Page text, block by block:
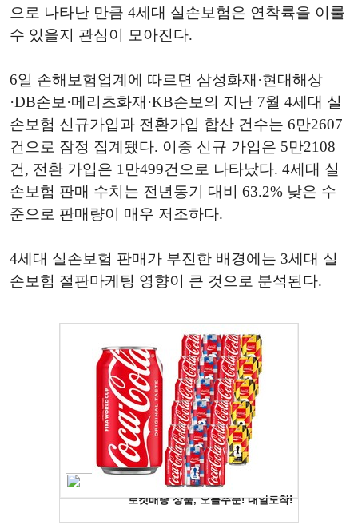
으로 나타난 만큼 4세대 실손보험은 연착륙을 이룰
수 있을지 관심이 모아진다.
6일 손해보험업계에 따르면 삼성화재·현대해상
·DB손보·메리츠화재·KB손보의 지난 7월 4세대 실
손보험 신규가입과 전환가입 합산 건수는 6만2607
건으로 잠정 집계됐다. 이중 신규 가입은 5만2108
건, 전환 가입은 1만499건으로 나타났다. 4세대 실
손보험 판매 수치는 전년동기 대비 63.2% 낮은 수
준으로 판매량이 매우 저조하다.
4세대 실손보험 판매가 부진한 배경에는 3세대 실
손보험 절판마케팅 영향이 큰 것으로 분석된다.